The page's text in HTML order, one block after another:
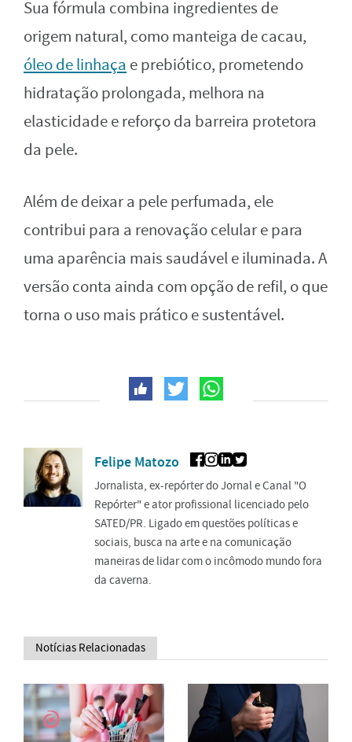
Sua fórmula combina ingredientes de
origem natural, como manteiga de cacau,
óleo de linhaça e prebiótico, prometendo
hidratação prolongada, melhora na
elasticidade e reforço da barreira protetora
da pele.
Além de deixar a pele perfumada, ele
contribui para a renovação celular e para
uma aparência mais saudável e iluminada. A
versão conta ainda com opção de refil, o que
torna o uso mais prático e sustentável.
Felipe Matozo
Jornalista, ex-repórter do Jornal e Canal "O
Repórter" e ator profissional licenciado pelo
SATED/PR. Ligado em questões políticas e
sociais, busca na arte e na comunicação
maneiras de lidar com o incômodo mundo fora
da caverna.
Notícias Relacionadas